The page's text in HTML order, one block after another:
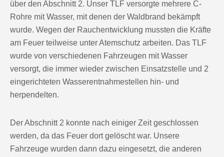
über den Abschnitt 2. Unser TLF versorgte mehrere C-
Rohre mit Wasser, mit denen der Waldbrand bekämpft
wurde. Wegen der Rauchentwicklung mussten die Kräfte
am Feuer teilweise unter Atemschutz arbeiten. Das TLF
wurde von verschiedenen Fahrzeugen mit Wasser
versorgt, die immer wieder zwischen Einsatzstelle und 2
eingerichteten Wasserentnahmestellen hin- und
herpendelten.
Der Abschnitt 2 konnte nach einiger Zeit geschlossen
werden, da das Feuer dort gelöscht war. Unsere
Fahrzeuge wurden dann dazu eingesetzt, die anderen